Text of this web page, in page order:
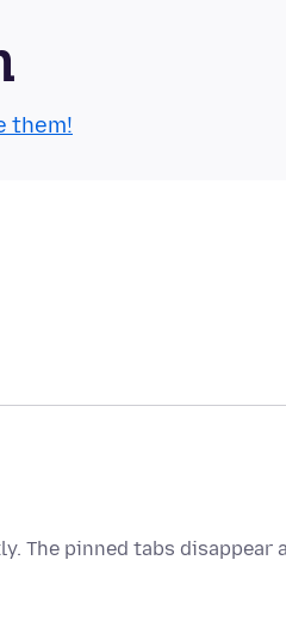
them!
The pinned tabs disappear